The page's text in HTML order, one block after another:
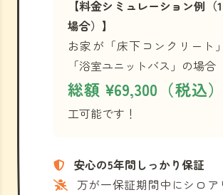
【料金シミュレーション例（
場合）】
お家が「床下コンクリート
「浴室ユニットバス」の場合
総額 ¥69,300（税込）
工可能です！
安心の5年間しっかり保証
万が一保証期間中にシロア